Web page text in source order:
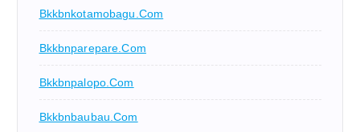
Bkkbnkotamobagu.com
Bkkbnparepare.com
Bkkbnpalopo.com
Bkkbnbaubau.com